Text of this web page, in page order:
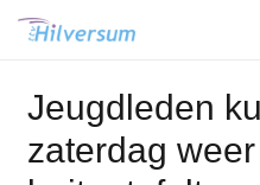
Jeugdleden
zaterdag weer